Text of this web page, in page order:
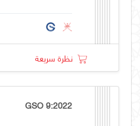
نظرة سريعة
GSO 9:2022